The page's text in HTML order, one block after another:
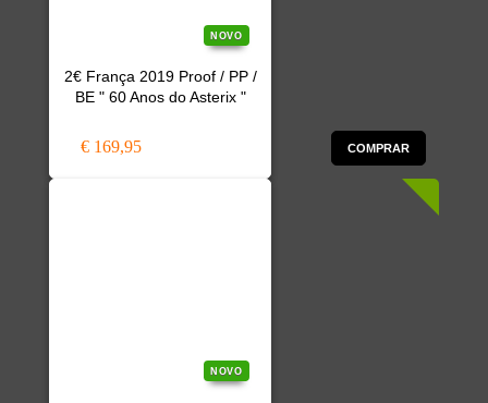
NOVO
2€ França 2019 Proof / PP /
BE " 60 Anos do Asterix "
€ 169,95 COMPRAR
NOVO